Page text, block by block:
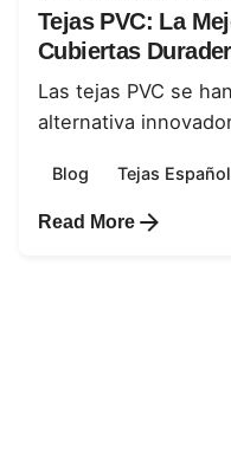
Tejas PVC: La
Cubiertas
Las tejas PVC se
alternativa
Blog Tejas
Read More